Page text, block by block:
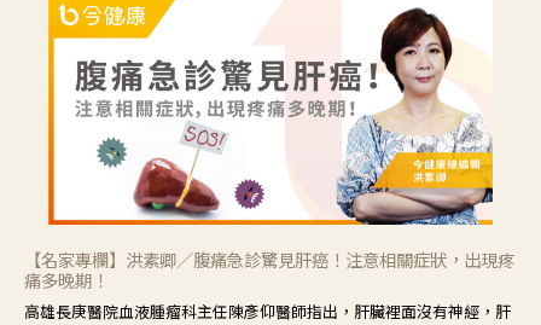
【名家專欄】洪素卿／腹痛急診驚見肝癌！注意相關症狀，出現疼
痛多晚期！
高雄長庚醫院血液腫瘤科主任陳彥仰醫師指出，肝臟裡面沒有神經，肝